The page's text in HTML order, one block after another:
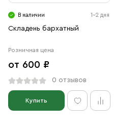
Свечи
Ювелирные изделия
В наличии 1-2 дня
Складень бархатный
Розничная цена
от 600 ₽
0 отзывов
Купить